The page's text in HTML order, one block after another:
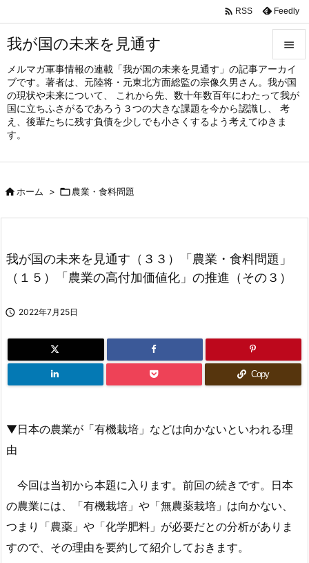
我が国の未来を見通す
メルマガ軍事情報の連載「我が国の未来を見通す」の記事アーカイ
ブです。著者は、元陸将・元東北方面総監の宗像久男さん。我が国
の現状や未来について、 これから先、数十年数百年にわたって我が
国に立ちふさがるであろう３つの大きな課題を今から認識し、 考
え、後輩たちに残す負債を少しでも小さくするよう考えてゆきま
す。


メニュ

サイド

 RSS Feedly
ホーム > 農業・食料問題
我が国の未来を見通す（３３）「農業・食料問題」
（１５）「農業の高付加価値化」の推進（その３）
 2022年7月25日
Copy
▼日本の農業が「有機栽培」などは向かないといわれる理
由
今回は当初から本題に入ります。前回の続きです。日本
の農業には、「有機栽培」や「無農薬栽培」は向かない、
つまり「農薬」や「化学肥料」が必要だとの分析がありま
すので、その理由を要約して紹介しておきます。